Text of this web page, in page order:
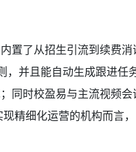
置了从招生引流到续费消
，并且能自动生成跟进任
同时校盈易与主流视频会
精细化运营的机构而言，